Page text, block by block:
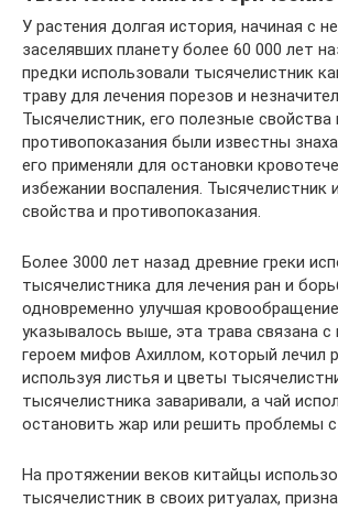
У растения долгая история, начиная с
заселявших планету более 60 000 лет
предки использовали тысячелистник
траву для лечения порезов и
Тысячелистник, его полезные свойства
противопоказания были известны
его применяли для остановки
избежании воспаления. Тысячелистник
свойства и противопоказания.
Более 3000 лет назад древние греки
тысячелистника для лечения ран и
одновременно улучшая
указывалось выше, эта трава связана с
героем мифов Ахиллом, который лечил
используя листья и цветы
тысячелистника заваривали, а чай
остановить жар или решить проблемы
На протяжении веков китайцы
тысячелистник в своих ритуалах,